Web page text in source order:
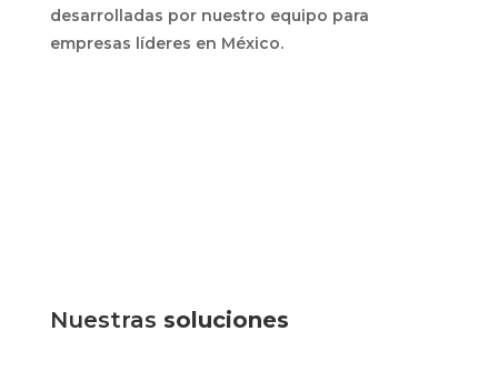
desarrolladas por nuestro equipo para
empresas líderes en México.
Nuestras soluciones